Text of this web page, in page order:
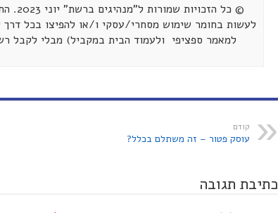
© כל
לעשות בחומר שימוש מסחרי/עסקי ו/או להפיצו בכל דרך
למאמר ספציפי ולעמוד הבית במקביל) מבלי לקבל
קודם
עוסק פטור – זה משתלם בכלל?
כתיבת תגובה